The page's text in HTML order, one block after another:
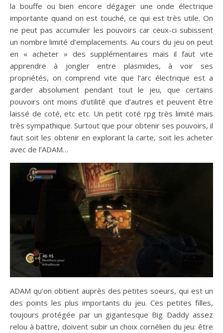
la bouffe ou bien encore dégager une onde électrique
importante quand on est touché, ce qui est très utile. On
ne peut pas accumuler les pouvoirs car ceux-ci subissent
un nombre limité d’emplacements. Au cours du jeu on peut
en « acheter » des supplémentaires mais il faut vite
apprendre à jongler entre plasmides, à voir ses
propriétés, on comprend vite que l’arc électrique est a
garder absolument pendant tout le jeu, que certains
pouvoirs ont moins d’utilité que d’autres et peuvent être
laissé de coté, etc etc. Un petit coté rpg très limité mais
très sympathique. Surtout que pour obtenir ses pouvoirs, il
faut soit les obtenir en explorant la carte, soit les acheter
avec de l’ADAM…
ADAM qu’on obtient auprès des petites soeurs, qui est un
des points les plus importants du jeu. Ces petites filles,
toujours protégée par un gigantesque Big Daddy assez
relou à battre, doivent subir un choix cornélien du jeu: être